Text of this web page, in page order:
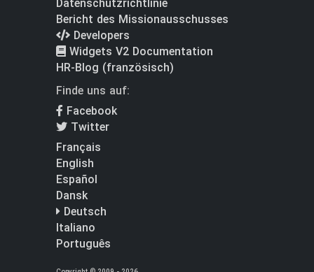
Datenschutzrichtlinie
Bericht des Missionausschusses
Developers
Widgets V2 Documentation
HR-Blog (französisch)
Finde uns auf:
Facebook
Twitter
Français
English
Español
Dansk
Deutsch
Italiano
Português